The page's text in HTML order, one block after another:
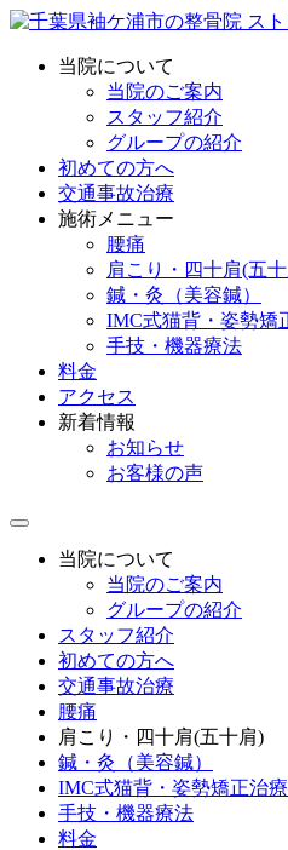
当院について
当院のご案内
スタッフ紹介
グループの紹介
初めての方へ
交通事故治療
施術メニュー
腰痛
肩こり・四十肩(五
鍼・灸（美容鍼）
IMC式猫背・姿勢矯
手技・機器療法
料金
アクセス
新着情報
お知らせ
お客様の声
当院について
当院のご案内
グループの紹介
スタッフ紹介
初めての方へ
交通事故治療
腰痛
肩こり・四十肩(五十肩)
鍼・灸（美容鍼）
IMC式猫背・姿勢矯正治療
手技・機器療法
料金